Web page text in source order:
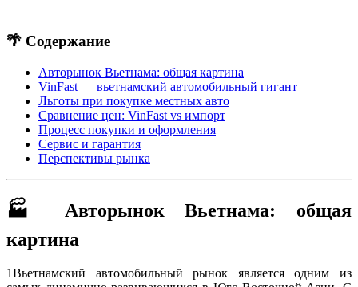
🌴 Содержание
Авторынок Вьетнама: общая картина
VinFast — вьетнамский автомобильный гигант
Льготы при покупке местных авто
Сравнение цен: VinFast vs импорт
Процесс покупки и оформления
Сервис и гарантия
Перспективы рынка
🏭 Авторынок Вьетнама: общая
картина
1Вьетнамский автомобильный рынок является одним из